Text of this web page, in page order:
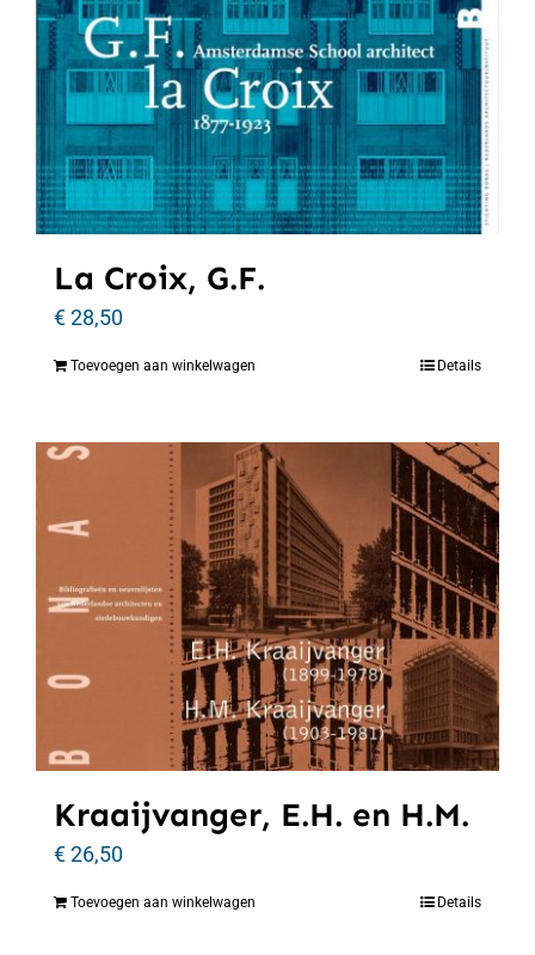
La Croix, G.F.
€28,50
Toevoegen aan winkelwagen Details
Kraaijvanger, E.H. en H.M.
€26,50
Toevoegen aan winkelwagen Details